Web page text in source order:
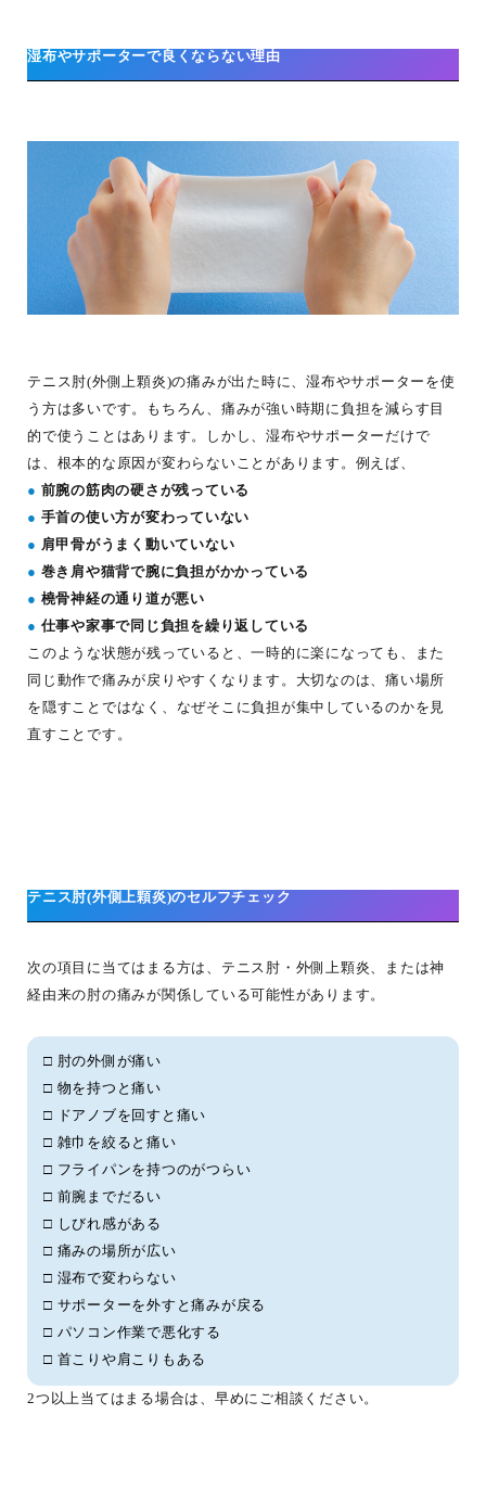
湿布やサポーターで良くならない理由
テニス肘(外側上顆炎)の痛みが出た時に、湿布やサポーターを使
う方は多いです。もちろん、痛みが強い時期に負担を減らす目
的で使うことはあります。しかし、湿布やサポーターだけで
は、根本的な原因が変わらないことがあります。例えば、
● 前腕の筋肉の硬さが残っている
● 手首の使い方が変わっていない
● 肩甲骨がうまく動いていない
● 巻き肩や猫背で腕に負担がかかっている
● 橈骨神経の通り道が悪い
● 仕事や家事で同じ負担を繰り返している
このような状態が残っていると、一時的に楽になっても、また
同じ動作で痛みが戻りやすくなります。大切なのは、痛い場所
を隠すことではなく、なぜそこに負担が集中しているのかを見
直すことです。
テニス肘(外側上顆炎)のセルフチェック
次の項目に当てはまる方は、テニス肘・外側上顆炎、または神
経由来の肘の痛みが関係している可能性があります。
□ 肘の外側が痛い
□ 物を持つと痛い
□ ドアノブを回すと痛い
□ 雑巾を絞ると痛い
□ フライパンを持つのがつらい
□ 前腕までだるい
□ しびれ感がある
□ 痛みの場所が広い
□ 湿布で変わらない
□ サポーターを外すと痛みが戻る
□ パソコン作業で悪化する
□ 首こりや肩こりもある
2つ以上当てはまる場合は、早めにご相談ください。